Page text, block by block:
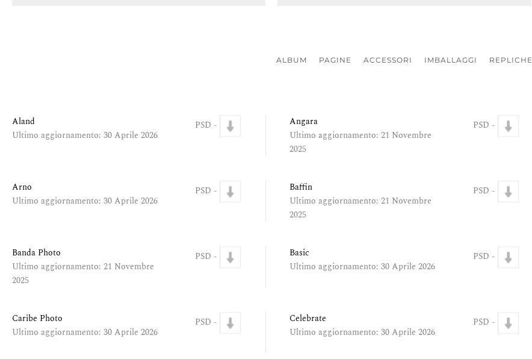
ALBUM PAGINE ACCESSORI IMBALLAGGI REPLICHE
Aland
Ultimo aggiornamento: 30 Aprile 2026
PSD -
Angara
Ultimo aggiornamento: 21 Novembre
2025
PSD -
Arno
Ultimo aggiornamento: 30 Aprile 2026
PSD -
Baffin
Ultimo aggiornamento: 21 Novembre
2025
PSD -
Banda Photo
Ultimo aggiornamento: 21 Novembre
2025
PSD -
Basic
Ultimo aggiornamento: 30 Aprile 2026
PSD -
Caribe Photo
Ultimo aggiornamento: 30 Aprile 2026
PSD -
Celebrate
Ultimo aggiornamento: 30 Aprile 2026
PSD -